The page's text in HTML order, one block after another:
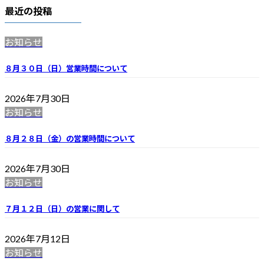
最近の投稿
お知らせ
８月３０日（日）営業時間について
2026年7月30日
お知らせ
８月２８日（金）の営業時間について
2026年7月30日
お知らせ
７月１２日（日）の営業に関して
2026年7月12日
お知らせ